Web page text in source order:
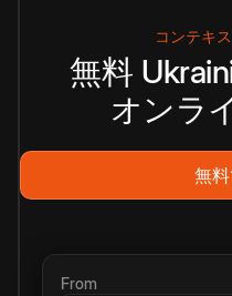
コンテキ
無料
オンラ
無
From